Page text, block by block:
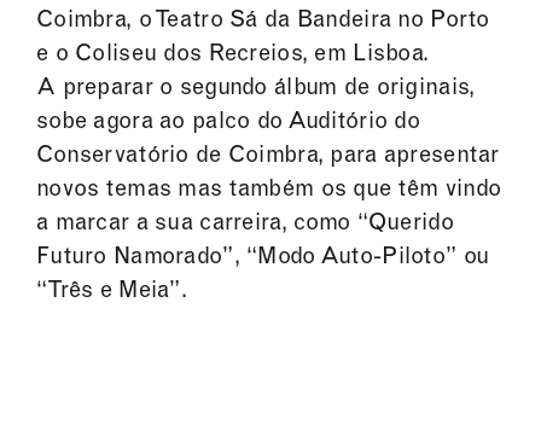
Coimbra, o Teatro Sá da Bandeira no Porto
e o Coliseu dos Recreios, em Lisboa.
A preparar o segundo álbum de originais,
sobe agora ao palco do Auditório do
Conservatório de Coimbra, para apresentar
novos temas mas também os que têm vindo
a marcar a sua carreira, como “Querido
Futuro Namorado”, “Modo Auto-Piloto” ou
“Três e Meia”.